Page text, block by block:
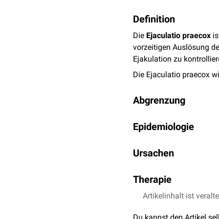
Definition
Die Ejaculatio praecox
vorzeitigen Auslösung
Ejakulation zu
Die Ejaculatio praecox
Abgrenzung
Auslösung der
Epidemiologie
Ursachen
psychisches
die als auslösende
Therapie
Squeeze-Methode
Artikelinhalt ist